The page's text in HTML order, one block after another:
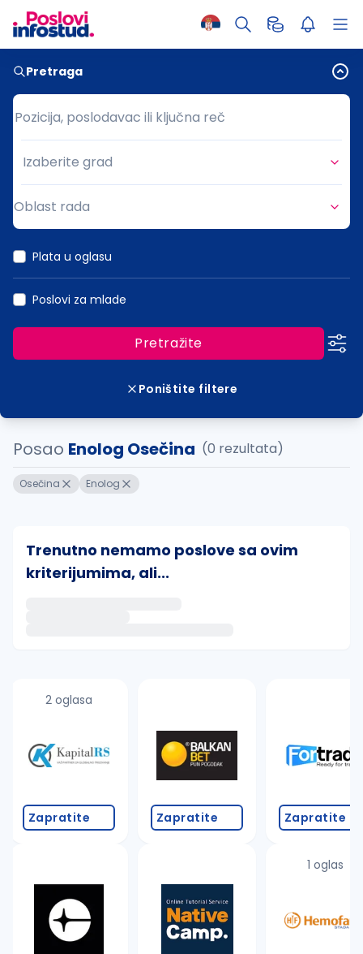
Pretraga
Pozicija, poslodavac ili ključna reč
Pozicija, poslodavac ili ključna reč
Grad
Izaberite grad
Oblast rada
Plata u oglasu
Poslovi za mlade
Pretražite
Poništite filtere
Posao Enolog Osečina (0 rezultata)
Osečina Enolog
Trenutno nemamo poslove sa ovim
kriterijumima, ali...
Takođe možete da:
proverite pravopisne greške (koristite č, ć, š, đ,
promenite odabrane filtere pretrage
2 oglasa
Zapratite Zapratite Zapratite
1 oglas